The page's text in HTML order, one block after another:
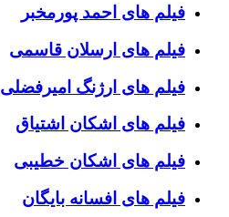
فیلم های احمد پورمخبر
فیلم های ارسلان قاسمی
فیلم های ارژنگ امیرفضلی
فیلم های اشکان اشتیاق
فیلم های اشکان خطیبی
فیلم های افسانه بایگان